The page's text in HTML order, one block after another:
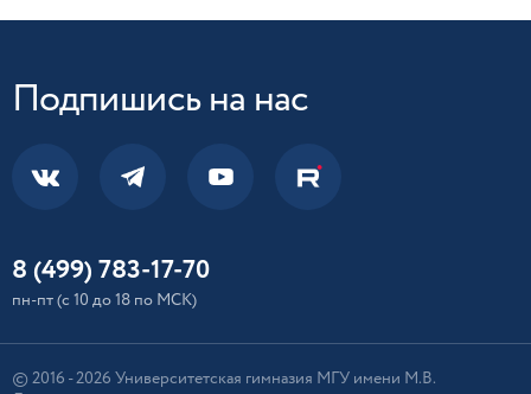
Подпишись на нас
8 (499) 783-17-70
пн-пт (с 10 до 18 по МСК)
© 2016 - 2026 Университетская гимназия МГУ имени М.В.